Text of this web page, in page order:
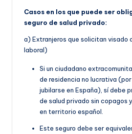
Casos en los que puede ser
seguro de salud privado:
a) Extranjeros que solicitan visado
laboral)
Si un ciudadano
de residencia no lucrativa
jubilarse en España), sí debe
de salud privado sin copagos
en territorio español.
Este seguro debe ser